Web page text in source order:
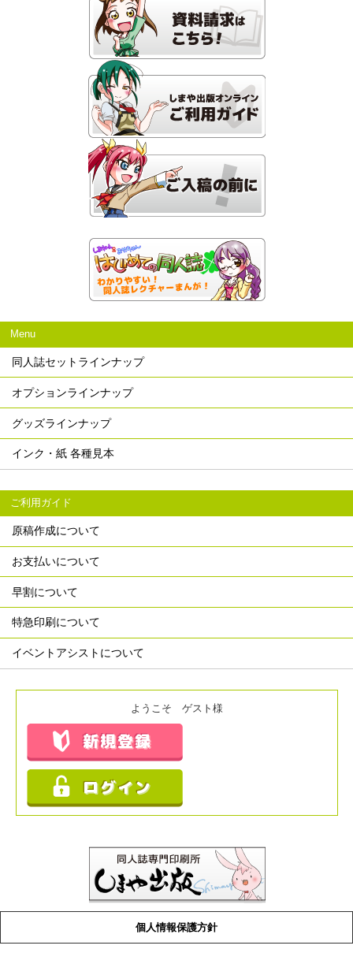
Menu
同人誌セットラインナップ
オプションラインナップ
グッズラインナップ
インク・紙 各種見本
ご利用ガイド
原稿作成について
お支払いについて
早割について
特急印刷について
イベントアシストについて
ようこそ ゲスト様
個人情報保護方針